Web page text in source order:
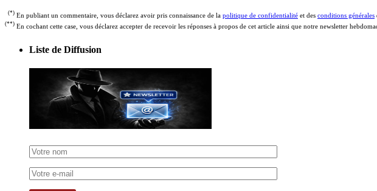
(*) En publiant un commentaire, vous déclarez avoir pris connaissance de la politique de confidentialité et des conditions générales
(**) En cochant cette case, vous déclarez accepter de recevoir les réponses à propos de cet article ainsi que notre newsletter
Liste de Diffusion